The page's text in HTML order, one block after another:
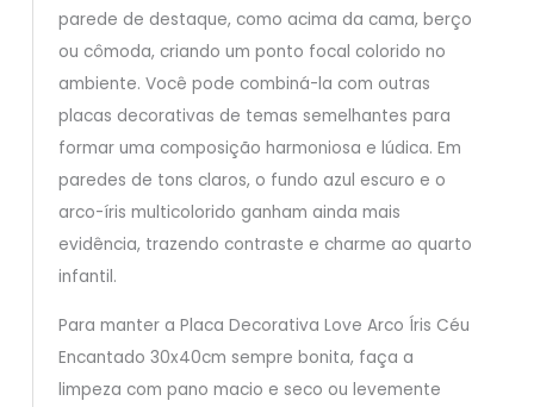
parede de destaque, como acima da cama, berço
ou cômoda, criando um ponto focal colorido no
ambiente. Você pode combiná-la com outras
placas decorativas de temas semelhantes para
formar uma composição harmoniosa e lúdica. Em
paredes de tons claros, o fundo azul escuro e o
arco-íris multicolorido ganham ainda mais
evidência, trazendo contraste e charme ao quarto
infantil.
Para manter a Placa Decorativa Love Arco Íris Céu
Encantado 30x40cm sempre bonita, faça a
limpeza com pano macio e seco ou levemente